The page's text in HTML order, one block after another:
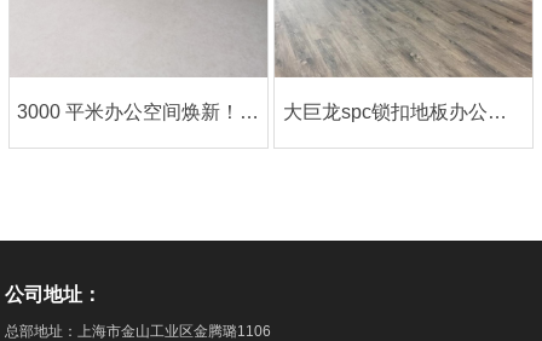
3000 平米办公空间焕新！大巨龙LVT片材地板打造高颜值 + 实用型办公地面标杆 大巨龙spc锁扣地板办公场所案例
公司地址：
总部地址：上海市金山工业区金腾璐1106